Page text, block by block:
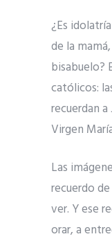
¿Es
de la
bisabuelo?
católicos:
recuerdan
Virgen
Las
recuerdo
ver. Y ese
orar, a